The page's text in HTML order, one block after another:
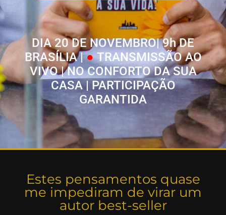
DIA 20 DE NOVEMBRO| 9h DE
BRASÍLIA |●TRANSMISSÃO AO
VIVO | NO CONFORTO DA SUA
CASA|PARTICIPAÇÃO
GARANTIDA
Estes pensamentos quase
me impediram de virar um
autor best-seller